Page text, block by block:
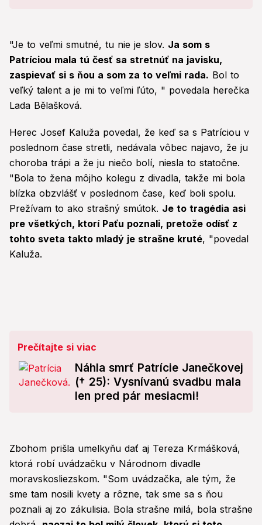
"Je to veľmi smutné, tu nie je slov. Ja som s
Patríciou mala tú česť sa stretnúť na javisku,
zaspievať si s ňou a som za to veľmi rada. Bol to
veľký talent a je mi to veľmi ľúto, " povedala herečka
Lada Bělašková.
Herec Josef Kaluža povedal, že keď sa s Patríciou v
poslednom čase stretli, nedávala vôbec najavo, že ju
choroba trápi a že ju niečo bolí, niesla to statočne.
"Bola to žena môjho kolegu z divadla, takže mi bola
blízka obzvlášť v poslednom čase, keď boli spolu.
Prežívam to ako strašný smútok. Je to tragédia asi
pre všetkých, ktorí Paťu poznali, pretože odísť z
tohto sveta takto mladý je strašne kruté, "povedal
Kaluža.
Prečítajte si viac
Náhla smrť Patrície Janečkovej
(† 25): Vysnívanú svadbu mala
len pred pár mesiacmi!
Zbohom prišla umelkyňu dať aj Tereza Krmášková,
ktorá robí uvádzačku v Národnom divadle
moravskosliezskom. "Som uvádzačka, ale tým, že
sme tam nosili kvety a rôzne, tak sme sa s ňou
poznali aj zo zákulisia. Bola strašne milá, bola strašne